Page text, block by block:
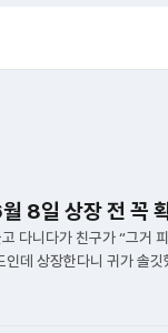
8일 상장 전 꼭
다니다가 친구가 “그거
인데 상장한다니 귀가 솔
두고 있어요. 수요예측 경